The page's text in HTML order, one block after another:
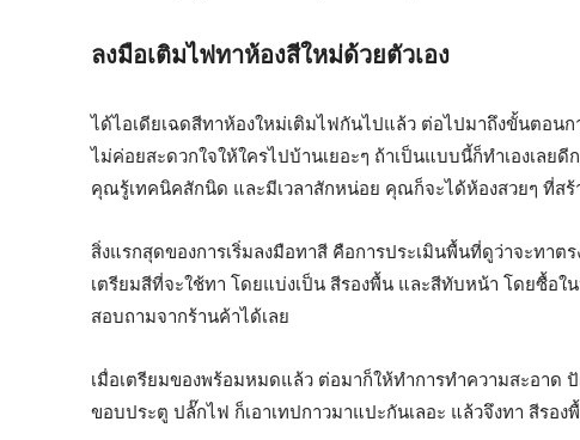
ลงมือเติมไฟทาห้องสีใหม่ด้วยตัวเอง
ได้ไอเดียเฉดสีทาห้องใหม่เติมไฟกันไปแล้ว ต่อไปมาถึงขั้นตอน
ไม่ค่อยสะดวกใจให้ใครไปบ้านเยอะๆ ถ้าเป็นแบบนี้ก็ทำเองเลย
คุณรู้เทคนิคสักนิด และมีเวลาสักหน่อย คุณก็จะได้ห้องสวยๆ ที่สร้
สิ่งแรกสุดของการเริ่มลงมือทาสี คือการประเมินพื้นที่ดูว่าจะทา
เตรียมสีที่จะใช้ทา โดยแบ่งเป็น สีรองพื้น และสีทับหน้า โดยซื้อ
สอบถามจากร้านค้าได้เลย
เมื่อเตรียมของพร้อมหมดแล้ว ต่อมาก็ให้ทำการทำความสะอาด
ขอบประตู ปลั๊กไฟ ก็เอาเทปกาวมาแปะกันเลอะ แล้วจึงทา สีรอ